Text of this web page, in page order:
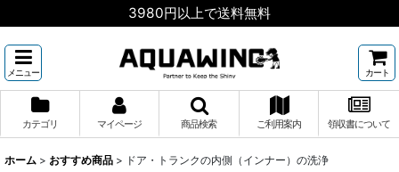
3980円以上で送料無料
メニュー カート
カテゴリ マイページ 商品検索 ご利用案内 領収書について
ホーム > おすすめ商品 > ドア・トランクの内側（インナー）の洗浄